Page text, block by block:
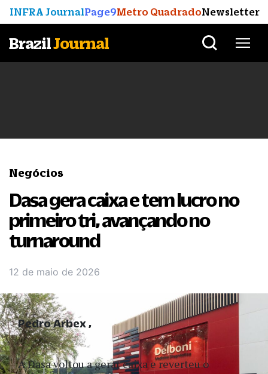
INFRA JournalPage9Metro QuadradoNewsletter
BrazilJournal
Negócios
Dasa gera caixa e tem lucro no
primeiro tri, avançando no
turnaround
12 de maio de 2026
A Dasa voltou a gerar caixa e reverteu o
Pedro Arbex